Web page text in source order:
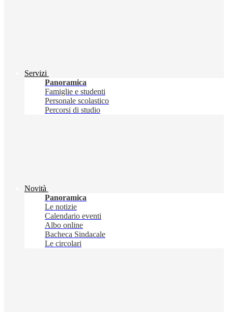
Servizi
Panoramica
Famiglie e studenti
Personale scolastico
Percorsi di studio
Novità
Panoramica
Le notizie
Calendario eventi
Albo online
Bacheca Sindacale
Le circolari